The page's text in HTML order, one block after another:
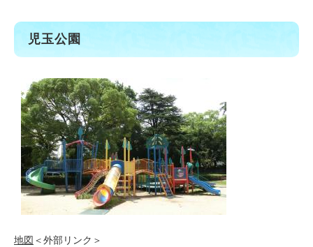
児玉公園
地図 ＜外部リンク＞